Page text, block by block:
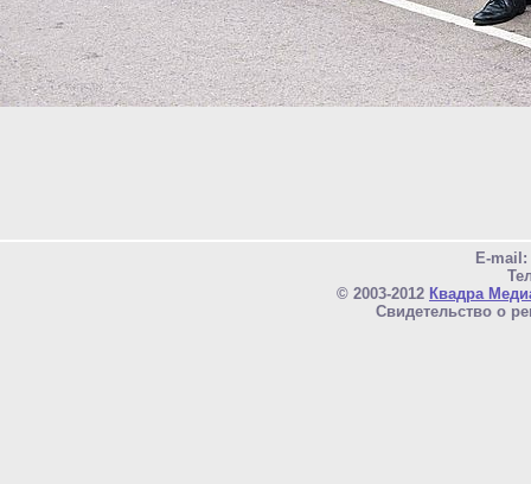
E-mail:
© 2003-2012 Квадра
Свидетельство о